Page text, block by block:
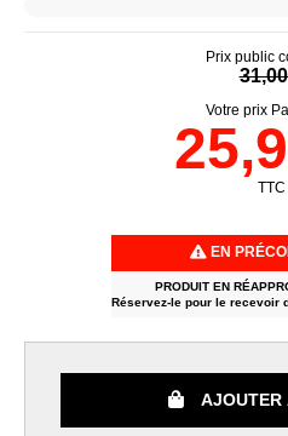
Prix public
Votre prix
TTC
EN
PRODUIT EN
Réservez-le pour le recevoir
AJOUTER